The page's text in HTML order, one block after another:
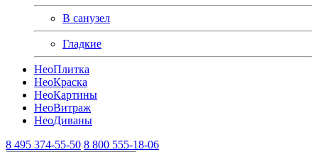
В санузел
Гладкие
НеоПлитка
НеоКраска
НеоКартины
НеоВитраж
НеоДиваны
8 495 374-55-50 8 800 555-18-06